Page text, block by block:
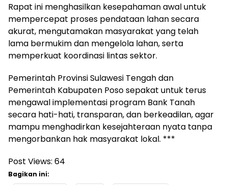
Rapat ini menghasilkan kesepahaman awal untuk
mempercepat proses pendataan lahan secara
akurat, mengutamakan masyarakat yang telah
lama bermukim dan mengelola lahan, serta
memperkuat koordinasi lintas sektor.
Pemerintah Provinsi Sulawesi Tengah dan
Pemerintah Kabupaten Poso sepakat untuk terus
mengawal implementasi program Bank Tanah
secara hati-hati, transparan, dan berkeadilan, agar
mampu menghadirkan kesejahteraan nyata tanpa
mengorbankan hak masyarakat lokal. ***
Post Views: 64
Bagikan ini: